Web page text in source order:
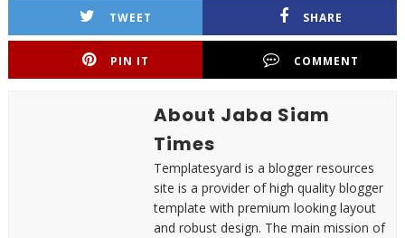
TWEET SHARE
PIN IT COMMENT
About Jaba Siam
Times
Templatesyard is a blogger resources
site is a provider of high quality blogger
template with premium looking layout
and robust design. The main mission of